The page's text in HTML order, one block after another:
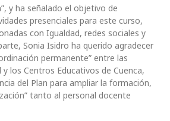
y ha señalado el objetivo de
presenciales para este curso,
con Igualdad, redes sociales y
Sonia Isidro ha querido agradecer
permanente” entre las
y los Centros Educativos de Cuenca,
del Plan para ampliar la formación,
tanto al personal docente